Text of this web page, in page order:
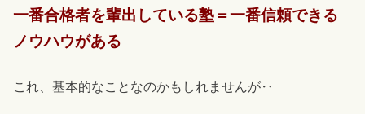
一番合格者を輩出している塾＝一番信頼できる
ノウハウがある
これ、基本的なことなのかもしれませんが‥